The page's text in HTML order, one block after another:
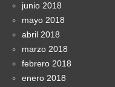
junio 2018
mayo 2018
abril 2018
marzo 2018
febrero 2018
enero 2018